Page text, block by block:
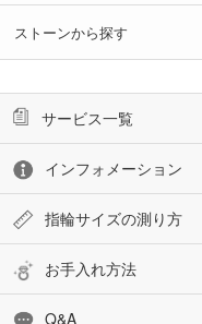
ストーンから探す
サービス一覧
インフォメーション
指輪サイズの測り方
お手入れ方法
Q&A